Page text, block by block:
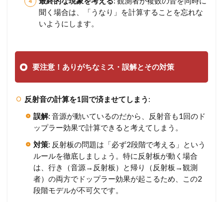
聞く場合は、「うなり」を計算することを忘れな
いようにします。
要注意！ありがちなミス・誤解とその対策
反射音の計算を1回で済ませてしまう :
誤解: 音源が動いているのだから、反射音も1回のド
ップラー効果で計算できると考えてしまう。
対策: 反射板の問題は「必ず2段階で考える」という
ルールを徹底しましょう。特に反射板が動く場合
は、行き（音源→反射板）と帰り（反射板→観測
者）の両方でドップラー効果が起こるため、この2
段階モデルが不可欠です。